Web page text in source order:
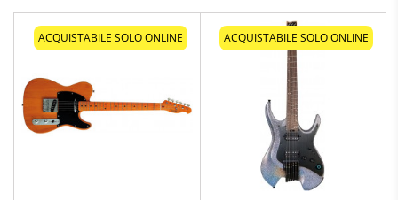
ACQUISTABILE SOLO ONLINE ACQUISTABILE SOLO ONLINE